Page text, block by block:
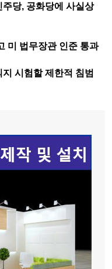
당, 공화당에 사실상
미 법무장관 인준 통과
시험할 제한적 침범